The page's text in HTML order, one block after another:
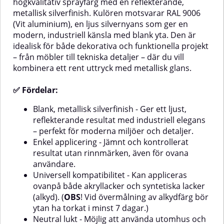
Fördelar:Transparent sidenmatt
finish - Ger en mjuk, nedtonad
lyster som framhäver färgen utan
hög glans.Enkel applicering - Lätt
att spraya på och ger ett jämnt
resultat utan
rinnmärken.Universell
kompatibilitet - Kan användas
akryl- och alkydfärger. (OBS. Vid
övermålning av alkydfärg – vänta
minst 7 dagar innan
applicering.)Neutral lukt - Gör det
möjligt att applicera utomhus
och låta torka inomhus utan
obehaglig lukt.Snabbtorkande -
Effektiv att arbeta med – kort
väntetid mellan lagren.Reptålig
yta - Ger extra slitstyrka och
håller ytan fräsch
längre.Miljövänligare val -
Innehåller biologiskt nedbrytbara
lösningsmedel.Användningsområden:Dekorations-
och inredningsprojekt där en
sidenmatt, skyddande yta
behov av primer.✅
Fördelar:Blank, djupgrå finish
- Skapar ett modernt och sobert
intryck med glans – idealisk för
detaljer, möbler och ytor där färg
och form ska framhävas.Enkel
applicering - Ger ett jämnt,
kontrollerat resultat utan
ovanpå både syntetiska lacker
(alkyd) och akryllacker. (OBS!
Vänta minst 7 dagar innan
övermålning av
alkydfärg.)Neutral lukt - Kan
appliceras utomhus och torka
inomhus – utan starka
Fäster effektivt på många ytor –
även utan
grundmålning.Snabbtorkande
med god täckning - Redan första
lagret ger en jämn och
reflekterande grå yta.Lämplig för
metallisk silverfinish. Kulören motsvarar RAL 9006
(Vit aluminium), en ljus silvernyans som ger en
modern, industriell känsla med blank yta. Den är
idealisk för både dekorativa och funktionella projekt
– från möbler till tekniska detaljer – där du vill
kombinera ett rent uttryck med metallisk glans.
✅ Fördelar:
Blank, metallisk silverfinish - Ger ett ljust,
reflekterande resultat med industriell elegans
– perfekt för moderna miljöer och detaljer.
Enkel applicering - Jämnt och kontrollerat
resultat utan rinnmärken, även för ovana
användare.
Universell kompatibilitet - Kan appliceras
ovanpå både akryllacker och syntetiska lacker
(alkyd). (OBS! Vid övermålning av alkydfärg bör
ytan ha torkat i minst 7 dagar.)
Neutral lukt - Möjlig att använda utomhus och